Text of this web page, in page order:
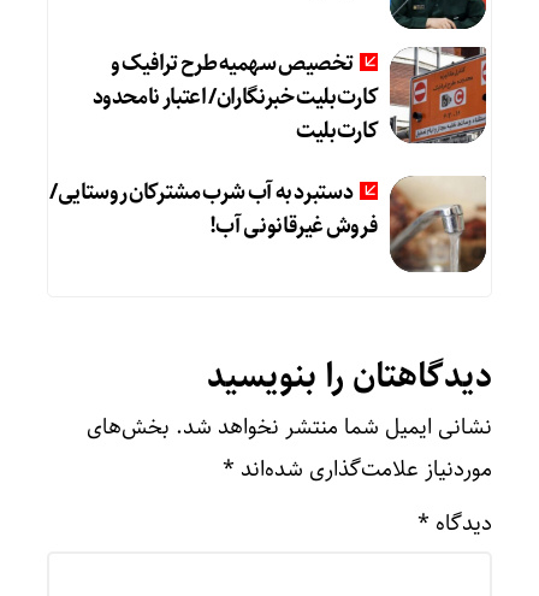
تخصیص سهمیه طرح ترافیک و
کارت‌بلیت خبرنگاران/ اعتبار نامحدود
کارت‌بلیت
دستبرد به آب شرب مشترکان روستایی/
فروش غیرقانونی آب!
دیدگاهتان را بنویسید
نشانی ایمیل شما منتشر نخواهد شد. بخش‌های
موردنیاز علامت‌گذاری شده‌اند *
دیدگاه *